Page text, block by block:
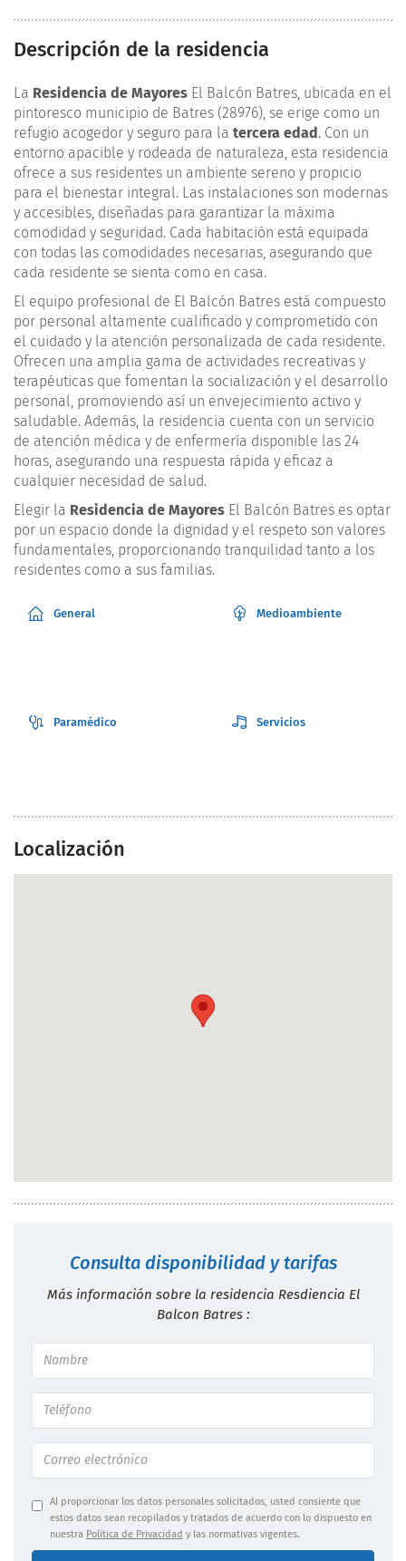
Descripción de la residencia
La Residencia de Mayores El Balcón Batres, ubicada en el
pintoresco municipio de Batres (28976), se erige como un
refugio acogedor y seguro para la tercera edad. Con un
entorno apacible y rodeada de naturaleza, esta residencia
ofrece a sus residentes un ambiente sereno y propicio
para el bienestar integral. Las instalaciones son modernas
y accesibles, diseñadas para garantizar la máxima
comodidad y seguridad. Cada habitación está equipada
con todas las comodidades necesarias, asegurando que
cada residente se sienta como en casa.
El equipo profesional de El Balcón Batres está compuesto
por personal altamente cualificado y comprometido con
el cuidado y la atención personalizada de cada residente.
Ofrecen una amplia gama de actividades recreativas y
terapéuticas que fomentan la socialización y el desarrollo
personal, promoviendo así un envejecimiento activo y
saludable. Además, la residencia cuenta con un servicio
de atención médica y de enfermería disponible las 24
horas, asegurando una respuesta rápida y eficaz a
cualquier necesidad de salud.
Elegir la Residencia de Mayores El Balcón Batres es optar
por un espacio donde la dignidad y el respeto son valores
fundamentales, proporcionando tranquilidad tanto a los
residentes como a sus familias.
General Medioambiente
Paramédico Servicios
Localización
Consulta disponibilidad y tarifas
Más información sobre la residencia Resdiencia El
Balcon Batres :
Al proporcionar los datos personales solicitados, usted consiente que
estos datos sean recopilados y tratados de acuerdo con lo dispuesto en
nuestra Política de Privacidad y las normativas vigentes.